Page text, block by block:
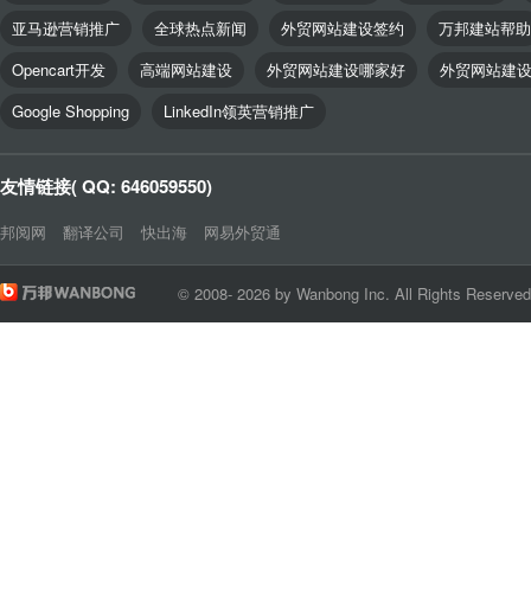
亚马逊营销推广
全球热点新闻 外贸网站建设签约
万邦建站帮助
Opencart开发
高端网站建设 外贸网站建设哪家好
外贸网站建
Google Shopping
LinkedIn领英营销推广
友情链接( QQ: 646059550)
邦阅网 翻译公司 快出海 网易外贸通
© 2008- 2026 by Wanbong Inc. All Rights